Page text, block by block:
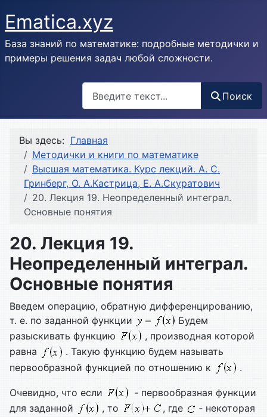
Ematica.xyz
База знаний по математике: подробные методички и
примеры решения задач любой сложности.
Поиск
Вы здесь: Главная
Методички и книги по математике
Высшая математика. Курс лекций. А. С.
Гринберг, О. А.Кастрица, Е. А.Скуратович
20. Лекция 19. Неопределенный интеграл.
Основные понятия
20. Лекция 19.
Неопределенный интеграл.
Основные понятия
Введем операцию, обратную дифференцированию,
т. е. по заданной функции
Будем
разыскивать функцию
, производная которой
равна
. Такую функцию будем называть
первообразной функцией по отношению к
.
Очевидно, что если
‑ первообразная функции
для заданной
, то , где
‑ некоторая